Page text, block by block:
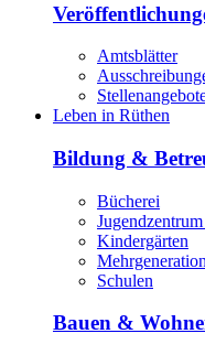
Amtsblätter
Leben in Rüthen
Bildung &
Bücherei
Kindergärten
Schulen
Bauen &